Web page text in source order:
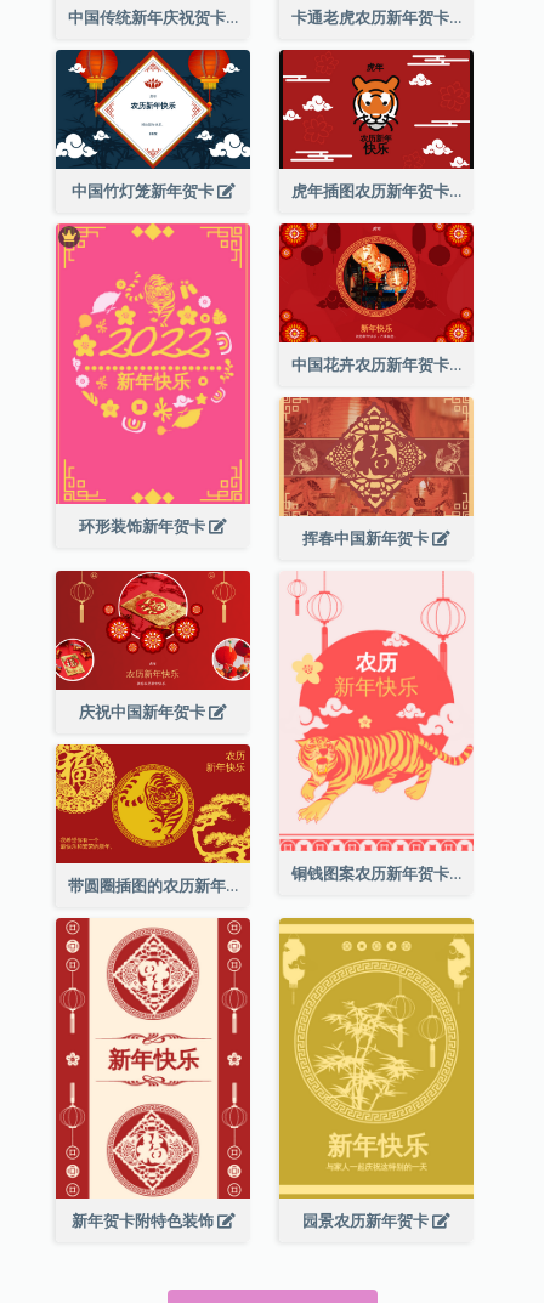
中国传统新年庆祝贺卡 卡通老虎农历新年贺卡
中国竹灯笼新年贺卡 虎年插图农历新年贺卡
环形装饰新年贺卡
中国花卉农历新年贺卡
挥春中国新年贺卡
庆祝中国新年贺卡
铜钱图案农历新年贺卡
带圆圈插图的农历新年快乐贺卡
新年贺卡附特色装饰 园景农历新年贺卡